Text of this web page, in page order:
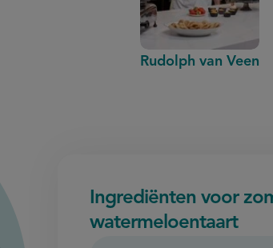
Rudolph van Veen
Ingrediënten voor
watermeloentaart